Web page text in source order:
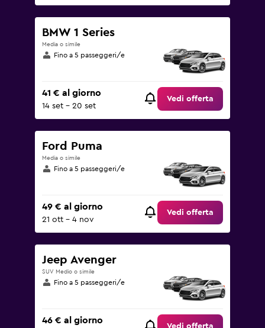
BMW 1 Series
Media o simile
Fino a 5 passeggeri/e
41 € al giorno
14 set - 20 set
Vedi offerta
Ford Puma
Media o simile
Fino a 5 passeggeri/e
49 € al giorno
21 ott - 4 nov
Vedi offerta
Jeep Avenger
SUV Medio o simile
Fino a 5 passeggeri/e
46 € al giorno